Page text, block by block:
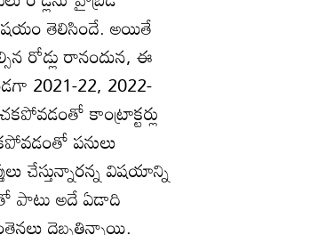
తెలిసిందే. అయితే
రోడ్లు రానందున, ఈ
2021-22, 2022-
కాంట్రాక్టర్లు
పనులు
చేస్తున్నారన్న విషయాన్ని
పాటు అదే ఏడాది
దెబ్బతిన్నాయి.